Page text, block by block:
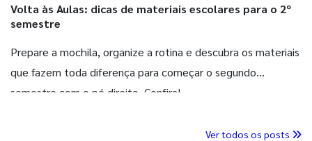
Volta às Aulas: dicas de materiais escolares para o 2º
semestre
Prepare a mochila, organize a rotina e descubra os materiais
que fazem toda diferença para começar o segundo
semestre com o pé direito. Confira!
Ver todos os posts